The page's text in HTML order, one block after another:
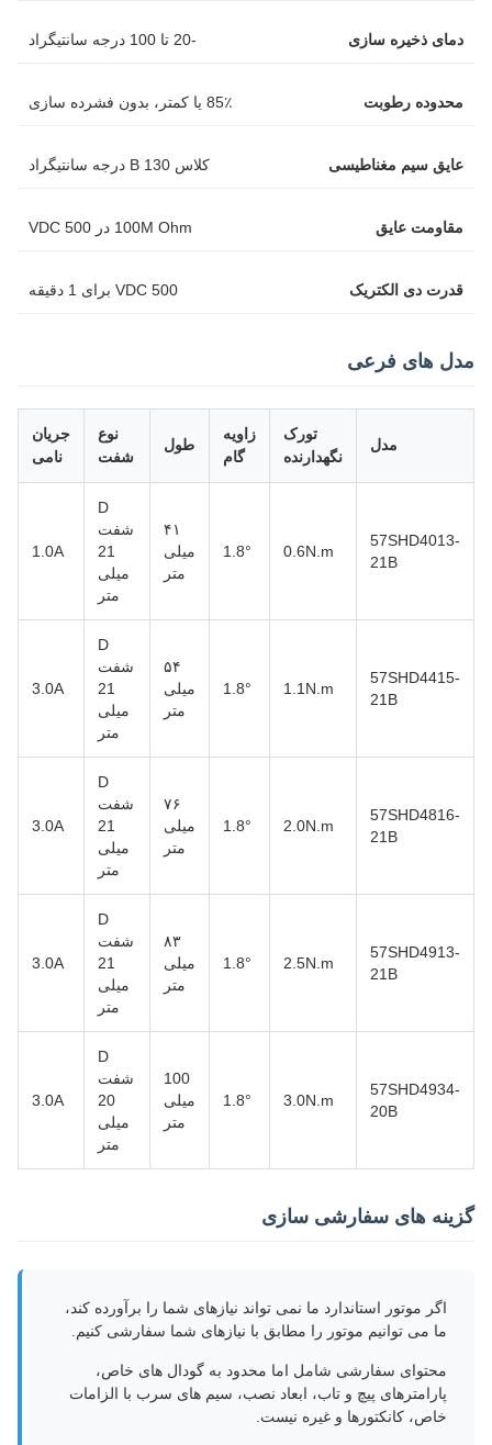
دمای ذخیره سازی
محدوده رطوبت 85٪ یا کمتر، بدون فشرده سازی
عایق سیم مغناطیسی کلاس B 130 درجه سانتیگراد
مقاومت عایق 100M Ohm در 500 VDC
قدرت دی الکتریک 500 VDC برای 1 دقیقه
مدل های فرعی
مدل
تورک
نگهدارنده
زاویه
گام
طول
نوع
شفت
جریان
نامی
57SHD4013-
21B
0.6N.m
1.8°
۴۱
میلی
متر
D
شفت
21
میلی
متر
1.0A
57SHD4415-
21B
1.1N.m
1.8°
۵۴
میلی
متر
D
شفت
21
میلی
متر
3.0A
57SHD4816-
21B
2.0N.m
1.8°
۷۶
میلی
متر
D
شفت
21
میلی
متر
3.0A
57SHD4913-
21B
2.5N.m
1.8°
۸۳
میلی
متر
D
شفت
21
میلی
متر
3.0A
57SHD4934-
20B
3.0N.m
1.8°
100
میلی
متر
D
شفت
20
میلی
متر
3.0A
گزینه های سفارشی سازی
اگر موتور استاندارد ما نمی تواند نیازهای شما را برآورده کند،
ما می توانیم موتور را مطابق با نیازهای شما سفارشی کنیم.
محتوای سفارشی شامل اما محدود به گودال های خاص،
پارامترهای پیچ و تاب، ابعاد نصب، سیم های سرب با الزامات
خاص، کانکتورها و غیره نیست.